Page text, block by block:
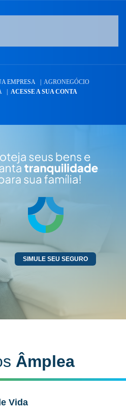
EMPRESA
AGRONEGÓCIO
ACESSE A SUA CONTA
SIMULE SEU SEGURO
Âmplea
Vida